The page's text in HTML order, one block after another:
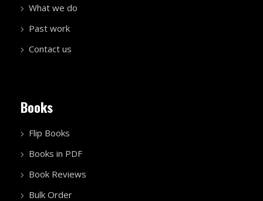
What we do
Past work
Contact us
Books
Flip Books
Books in PDF
Book Reviews
Bulk Order